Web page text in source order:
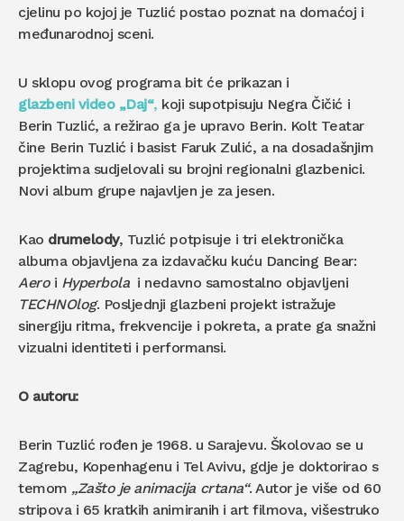
cjelinu po kojoj je Tuzlić postao poznat na domaćoj i
međunarodnoj sceni.
U sklopu ovog programa bit će prikazan i
glazbeni video „Daj“, koji supotpisuju Negra Čičić i
Berin Tuzlić, a režirao ga je upravo Berin. Kolt Teatar
čine Berin Tuzlić i basist Faruk Zulić, a na dosadašnjim
projektima sudjelovali su brojni regionalni glazbenici.
Novi album grupe najavljen je za jesen.
Kao drumelody, Tuzlić potpisuje i tri elektronička
albuma objavljena za izdavačku kuću Dancing Bear:
Aeroi Hyperbolai nedavno samostalno objavljeni
TECHNOlog. Posljednji glazbeni projekt istražuje
sinergiju ritma, frekvencije i pokreta, a prate ga snažni
vizualni identiteti i performansi.
O autoru:
Berin Tuzlić rođen je 1968. u Sarajevu. Školovao se u
Zagrebu, Kopenhagenu i Tel Avivu, gdje je doktorirao s
temom „Zašto je animacija crtana“. Autor je više od 60
stripova i 65 kratkih animiranih i art filmova, višestruko